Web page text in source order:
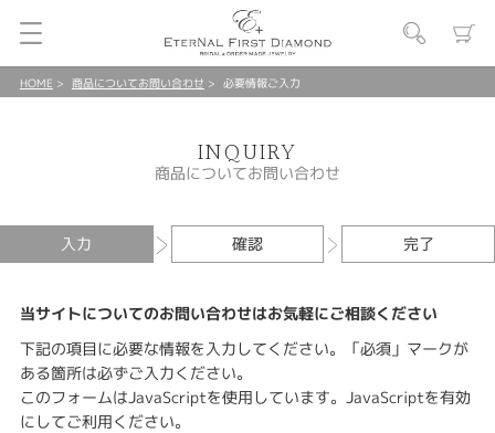
HOME 商品についてお問い合わせ 必要情報ご入力
INQUIRY
商品についてお問い合わせ
入力 確認 完了
当サイトについてのお問い合わせはお気軽にご相談ください
下記の項目に必要な情報を入力してください。「必須」マークが
ある箇所は必ずご入力ください。
このフォームはJavaScriptを使用しています。JavaScriptを有効
にしてご利用ください。